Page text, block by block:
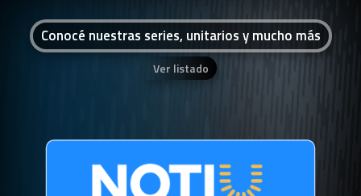
Conocé nuestras series, unitarios y mucho más
Ver listado